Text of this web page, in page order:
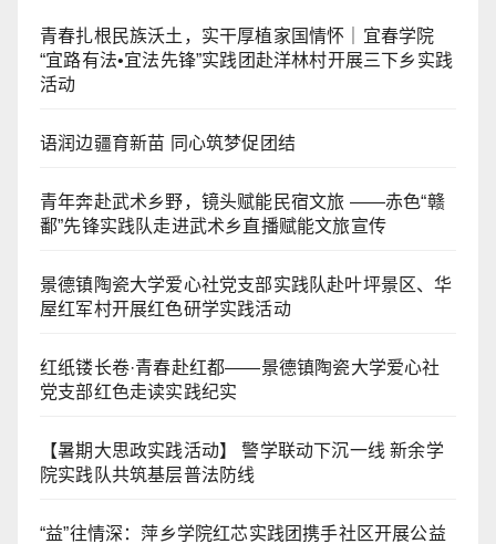
青春扎根民族沃土，实干厚植家国情怀｜宜春学院
“宜路有法•宜法先锋”实践团赴洋林村开展三下乡实践
活动
语润边疆育新苗 同心筑梦促团结
青年奔赴武术乡野，镜头赋能民宿文旅 ——赤色“赣
鄱”先锋实践队走进武术乡直播赋能文旅宣传
景德镇陶瓷大学爱心社党支部实践队赴叶坪景区、华
屋红军村开展红色研学实践活动
红纸镂长卷·青春赴红都——景德镇陶瓷大学爱心社
党支部红色走读实践纪实
【暑期大思政实践活动】 警学联动下沉一线 新余学
院实践队共筑基层普法防线
“益”往情深：萍乡学院红芯实践团携手社区开展公益